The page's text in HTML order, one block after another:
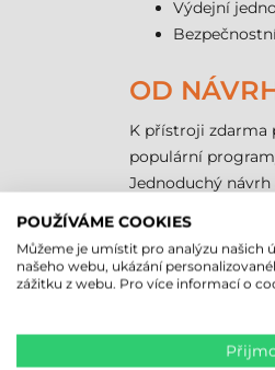
Výdejní
OD
K přístroji zdarma
populární
Jednoduchý
grafickém
můžeme
Střední je
POUŽÍVÁME COOKIES
Můžeme je umístit pro analýzu našich
našeho webu, ukázání
zážitku z webu. Pro více informací o